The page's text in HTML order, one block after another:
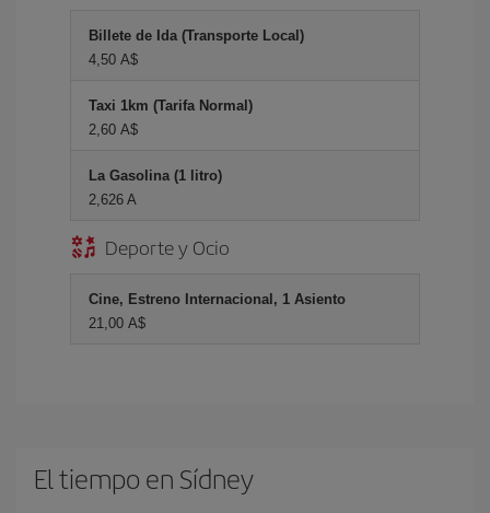
Billete de Ida (Transporte Local)
4,50 A$
Taxi 1km (Tarifa Normal)
2,60 A$
La Gasolina (1 litro)
2,626 A
Deporte y Ocio
Cine, Estreno Internacional, 1 Asiento
21,00 A$
El tiempo en Sídney